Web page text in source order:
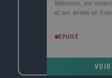
Mémoires, son
et son arrivée en
début des années
l'Alsace, et s'y
communauté
EPUISÉ
VOIR